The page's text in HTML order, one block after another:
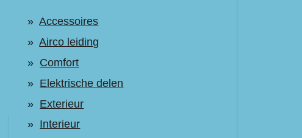
Accessoires
Airco leiding
Comfort
Elektrische delen
Exterieur
Interieur